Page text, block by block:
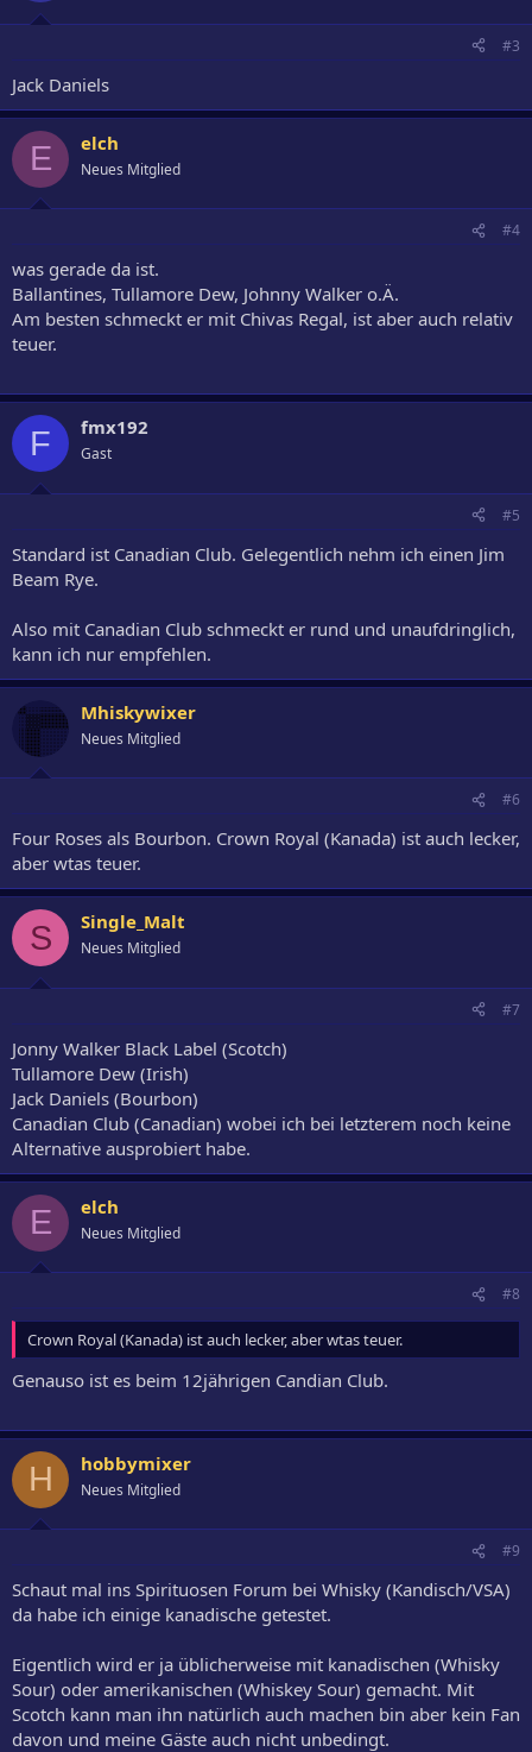
#3
Jack Daniels
E elch
Neues Mitglied
#4
was gerade da ist.
Ballantines, Tullamore Dew, Johnny Walker o.Ä.
Am besten schmeckt er mit Chivas Regal, ist aber auch relativ
teuer.
F fmx192
Gast
#5
Standard ist Canadian Club. Gelegentlich nehm ich einen Jim
Beam Rye.
Also mit Canadian Club schmeckt er rund und unaufdringlich,
kann ich nur empfehlen.
Mhiskywixer
Neues Mitglied
#6
Four Roses als Bourbon. Crown Royal (Kanada) ist auch lecker,
aber wtas teuer.
S Single_Malt
Neues Mitglied
#7
Jonny Walker Black Label (Scotch)
Tullamore Dew (Irish)
Jack Daniels (Bourbon)
Canadian Club (Canadian) wobei ich bei letzterem noch keine
Alternative ausprobiert habe.
E elch
Neues Mitglied
#8
Crown Royal (Kanada) ist auch lecker, aber wtas teuer.
Genauso ist es beim 12jährigen Candian Club.
H hobbymixer
Neues Mitglied
#9
Schaut mal ins Spirituosen Forum bei Whisky (Kandisch/VSA)
da habe ich einige kanadische getestet.
Eigentlich wird er ja üblicherweise mit kanadischen (Whisky
Sour) oder amerikanischen (Whiskey Sour) gemacht. Mit
Scotch kann man ihn natürlich auch machen bin aber kein Fan
davon und meine Gäste auch nicht unbedingt.